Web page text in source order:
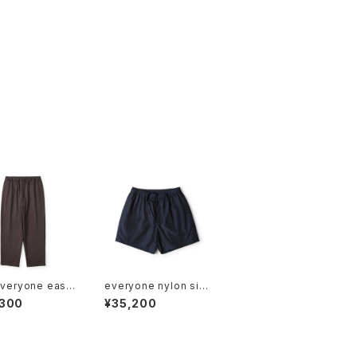
easy
everyone nylon silk
short pants (NAVY)
¥35,200